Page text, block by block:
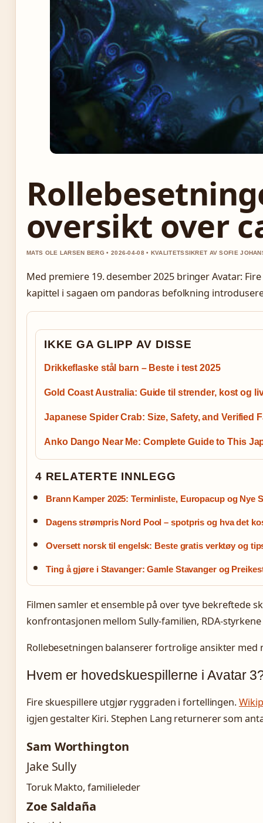
oversikt over
MATS OLE LARSEN BERG • 2026-04-08 • KVALITETSSIKRET AV SOFIE
Med premiere 19. desember 2025 bringer Avatar:
kapittel i sagaen om pandoras befolkning
IKKE GA GLIPP AV DISSE
Drikkeflaske stål barn – Beste i test 2025
Gold Coast Australia: Guide til strender, kost og
Japanese Spider Crab: Size, Safety, and Verified
Anko Dango Near Me: Complete Guide to This
4 RELATERTE INNLEGG
Brann Kamper 2025: Terminliste, Europacup og Nye
Dagens strømpris Nord Pool – spotpris og hva det
Oversett norsk til engelsk: Beste gratis verktøy og
Ting å gjøre i Stavanger: Gamle Stavanger og
Filmen samler et ensemble på over tyve bekreftede
konfrontasjonen mellom Sully-familien, RDA-
Rollebesetningen balanserer fortrolige ansikter
Hvem er hovedskuespillerne i Avatar
Fire skuespillere utgjør ryggraden i fortellingen.
igjen gestalter Kiri. Stephen Lang returnerer som
Sam Worthington
Jake Sully
Toruk Makto, familieleder
Zoe Saldaña